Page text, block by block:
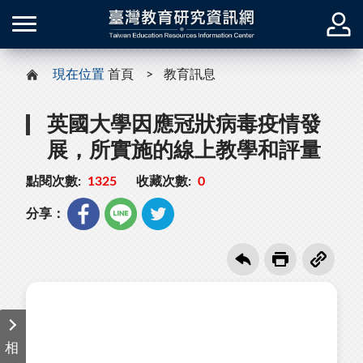
現在位置 首頁 教育訊息
英國大學因應冠狀病毒疫情發
展，所實施的線上教學和評量
點閱次數: 1325 收藏次數: 0
分享：
相